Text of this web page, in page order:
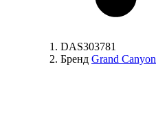
DAS303781
Бренд Grand Canyon